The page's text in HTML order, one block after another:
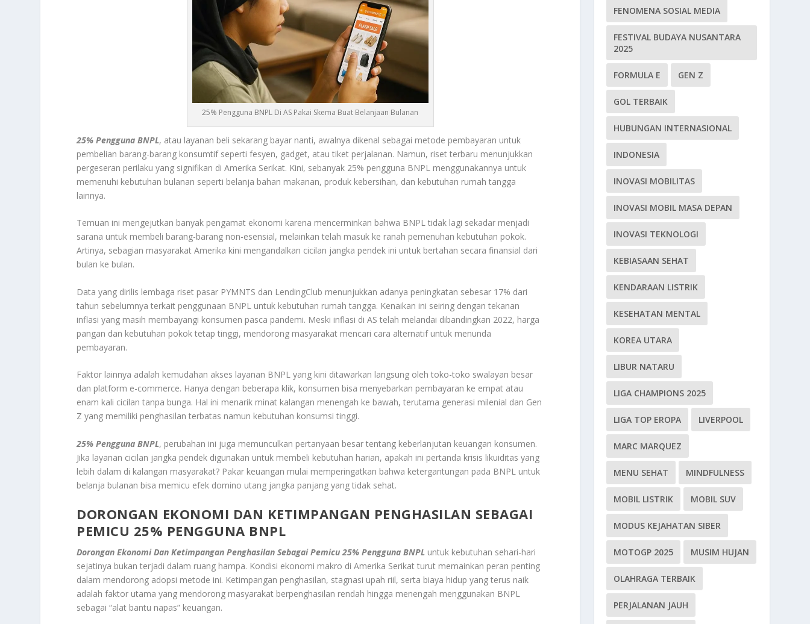
25% Pengguna BNPL Di AS Pakai Skema Buat Belanjaan Bulanan
25% Pengguna BNPL, atau layanan beli sekarang bayar nanti, awalnya dikenal sebagai metode pembayaran untuk
pembelian barang-barang konsumtif seperti fesyen, gadget, atau tiket perjalanan. Namun, riset terbaru menunjukkan
pergeseran perilaku yang signifikan di Amerika Serikat. Kini, sebanyak 25% pengguna BNPL menggunakannya untuk
memenuhi kebutuhan bulanan seperti belanja bahan makanan, produk kebersihan, dan kebutuhan rumah tangga
lainnya.
Temuan ini mengejutkan banyak pengamat ekonomi karena mencerminkan bahwa BNPL tidak lagi sekadar menjadi
sarana untuk membeli barang-barang non-esensial, melainkan telah masuk ke ranah pemenuhan kebutuhan pokok.
Artinya, sebagian masyarakat Amerika kini mengandalkan cicilan jangka pendek ini untuk bertahan secara finansial dari
bulan ke bulan.
Data yang dirilis lembaga riset pasar PYMNTS dan LendingClub menunjukkan adanya peningkatan sebesar 17% dari
tahun sebelumnya terkait penggunaan BNPL untuk kebutuhan rumah tangga. Kenaikan ini seiring dengan tekanan
inflasi yang masih membayangi konsumen pasca pandemi. Meski inflasi di AS telah melandai dibandingkan 2022, harga
pangan dan kebutuhan pokok tetap tinggi, mendorong masyarakat mencari cara alternatif untuk menunda
pembayaran.
Faktor lainnya adalah kemudahan akses layanan BNPL yang kini ditawarkan langsung oleh toko-toko swalayan besar
dan platform e-commerce. Hanya dengan beberapa klik, konsumen bisa menyebarkan pembayaran ke empat atau
enam kali cicilan tanpa bunga. Hal ini menarik minat kalangan menengah ke bawah, terutama generasi milenial dan Gen
Z yang memiliki penghasilan terbatas namun kebutuhan konsumsi tinggi.
25% Pengguna BNPL, perubahan ini juga memunculkan pertanyaan besar tentang keberlanjutan keuangan konsumen.
Jika layanan cicilan jangka pendek digunakan untuk membeli kebutuhan harian, apakah ini pertanda krisis likuiditas yang
lebih dalam di kalangan masyarakat? Pakar keuangan mulai memperingatkan bahwa ketergantungan pada BNPL untuk
belanja bulanan bisa memicu efek domino utang jangka panjang yang tidak sehat.
DORONGAN EKONOMI DAN KETIMPANGAN PENGHASILAN SEBAGAI
PEMICU 25% PENGGUNA BNPL
Dorongan Ekonomi Dan Ketimpangan Penghasilan Sebagai Pemicu 25% Pengguna BNPL untuk kebutuhan sehari-hari
sejatinya bukan terjadi dalam ruang hampa. Kondisi ekonomi makro di Amerika Serikat turut memainkan peran penting
dalam mendorong adopsi metode ini. Ketimpangan penghasilan, stagnasi upah riil, serta biaya hidup yang terus naik
adalah faktor utama yang mendorong masyarakat berpenghasilan rendah hingga menengah menggunakan BNPL
sebagai “alat bantu napas” keuangan.
FENOMENA SOSIAL MEDIA
FESTIVAL BUDAYA NUSANTARA
2025
FORMULA E GEN Z
GOL TERBAIK
HUBUNGAN INTERNASIONAL
INDONESIA
INOVASI MOBILITAS
INOVASI MOBIL MASA DEPAN
INOVASI TEKNOLOGI
KEBIASAAN SEHAT
KENDARAAN LISTRIK
KESEHATAN MENTAL
KOREA UTARA
LIBUR NATARU
LIGA CHAMPIONS 2025
LIGA TOP EROPA LIVERPOOL
MARC MARQUEZ
MENU SEHAT MINDFULNESS
MOBIL LISTRIK MOBIL SUV
MODUS KEJAHATAN SIBER
MOTOGP 2025 MUSIM HUJAN
OLAHRAGA TERBAIK
PERJALANAN JAUH